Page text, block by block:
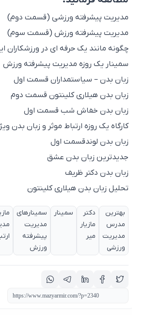
مدیریت پیشرفته ورزشی (قسمت دوم)
مدیریت پیشرفته ورزش (قسمت سوم)
چگونه مانند یک حرفه ای در ورزشکاران ایجاد
سمینار یک روزه مدیریت پیشرفته ورزش
زبان بدن – سیاستمداران قسمت اول
زبان بدن هیلاری کلینتون قسمت دوم
زبان بدن خفاش شب قسمت اول
کارگاه یک روزه ارتباط موثر و زبان بدن ویژه
زبان بدن لوندقسمت اول
جدیدترین زبان بدن عشق
زبان بدن دکتر ظریف
تحلیل زبان بدن هیلاری کلینتون
بهترین
مدرس
مدیریت
ورزشی
دکتر
مازیار
میر
سمینار
سمینارهای
مدیریت
پیشرفته
ورزش
مدیریت
ارتباطات